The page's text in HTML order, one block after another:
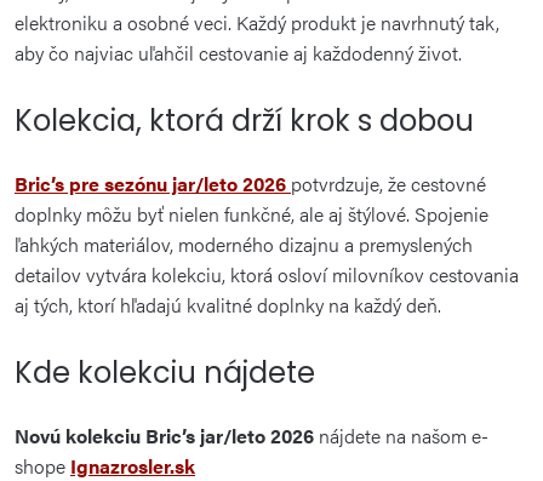
elektroniku a osobné veci. Každý produkt je navrhnutý tak,
aby čo najviac uľahčil cestovanie aj každodenný život.
Kolekcia, ktorá drží krok s dobou
Bric’s pre sezónu jar/leto 2026 potvrdzuje, že cestovné
doplnky môžu byť nielen funkčné, ale aj štýlové. Spojenie
ľahkých materiálov, moderného dizajnu a premyslených
detailov vytvára kolekciu, ktorá osloví milovníkov cestovania
aj tých, ktorí hľadajú kvalitné doplnky na každý deň.
Kde kolekciu nájdete
Novú kolekciu Bric’s jar/leto 2026 nájdete na našom e-
shope Ignazrosler.sk